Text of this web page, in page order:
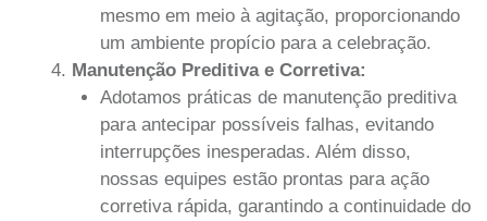
mesmo em meio à agitação, proporcionando
um ambiente propício para a celebração.
Manutenção Preditiva e Corretiva:
Adotamos práticas de manutenção preditiva
para antecipar possíveis falhas, evitando
interrupções inesperadas. Além disso,
nossas equipes estão prontas para ação
corretiva rápida, garantindo a continuidade do